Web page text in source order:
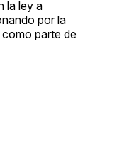
la ley a
por la
parte de